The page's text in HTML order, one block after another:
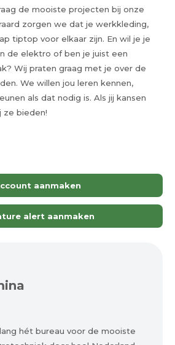
de mooiste projecten bij onze
zorgen we dat je werkkleding,
tiptop voor elkaar zijn. En wil je je
de elektro of ben je juist een
Wij praten graag met je over de
We willen jou leren kennen,
als dat nodig is. Als jij kansen
ze bieden!
aanmaken
alert aanmaken
hét bureau voor de mooiste